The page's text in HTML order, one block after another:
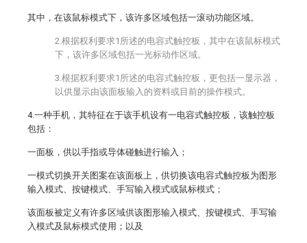
其中，在该鼠标模式下，该许多区域包括一滚动功能区域。
2.根据权利要求1所述的电容式触控板，其中在该鼠标模式
下，该许多区域包括一光标动作区域。
3.根据权利要求1所述的电容式触控板，更包括一显示器，
以供显示由该面板输入的资料或目前的操作模式。
4.一种手机，其特征在于该手机设有一电容式触控板，该触控板
包括：
一面板，供以手指或导体碰触进行输入；
一模式切换开关图案在该面板上，供切换该电容式触控板为图形
输入模式、按键模式、手写输入模式或鼠标模式；
该面板被定义有许多区域供该图形输入模式、按键模式、手写输
入模式及鼠标模式使用；以及